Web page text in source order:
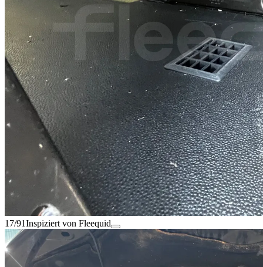
17/91Inspiziert von Fleequid